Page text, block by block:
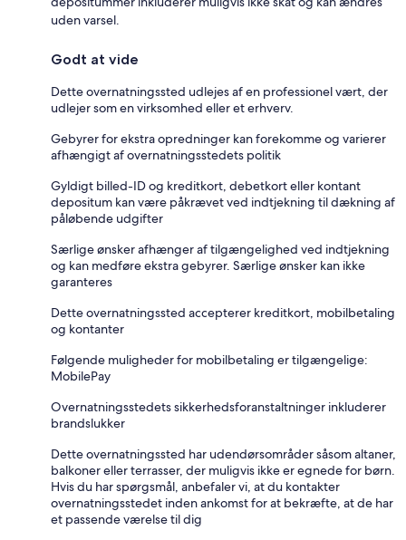
uden varsel.
Godt at vide
Dette overnatningssted udlejes af en professionel vært, der
udlejer som en virksomhed eller et erhverv.
Gebyrer for ekstra opredninger kan forekomme og varierer
afhængigt af overnatningsstedets politik
Gyldigt billed-ID og kreditkort, debetkort eller kontant
depositum kan være påkrævet ved indtjekning til dækning af
påløbende udgifter
Særlige ønsker afhænger af tilgængelighed ved indtjekning
og kan medføre ekstra gebyrer. Særlige ønsker kan ikke
garanteres
Dette overnatningssted accepterer kreditkort, mobilbetaling
og kontanter
Følgende muligheder for mobilbetaling er tilgængelige:
MobilePay
Overnatningsstedets sikkerhedsforanstaltninger inkluderer
brandslukker
Dette overnatningssted har udendørsområder såsom altaner,
balkoner eller terrasser, der muligvis ikke er egnede for børn.
Hvis du har spørgsmål, anbefaler vi, at du kontakter
overnatningsstedet inden ankomst for at bekræfte, at de har
et passende værelse til dig